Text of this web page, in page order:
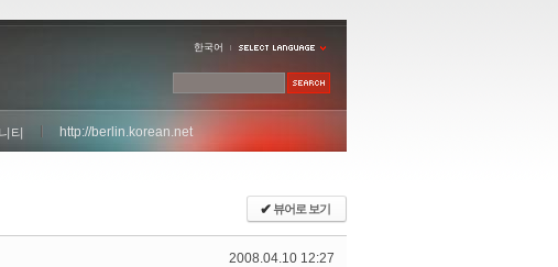
한국어
티 http://berlin.korean.net
✔뷰어로 보기
2008.04.10 12:27